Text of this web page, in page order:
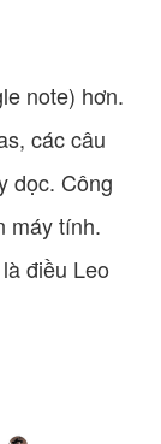
note) hơn.
các câu
dọc. Công
máy tính.
điều Leo